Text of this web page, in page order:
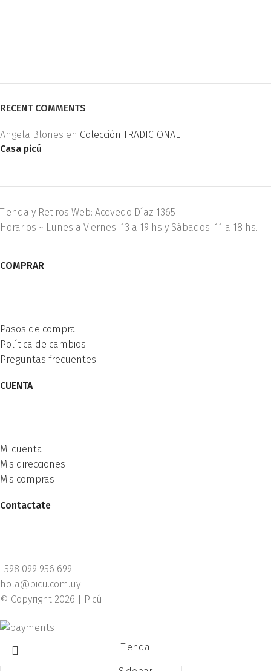
RECENT COMMENTS
Angela Blones en Colección TRADICIONAL
Casa picú
Tienda y Retiros Web: Acevedo Díaz 1365
Horarios ~ Lunes a Viernes: 13 a 19 hs y Sábados: 11 a 18 hs.
COMPRAR
Pasos de compra
Política de cambios
Preguntas frecuentes
CUENTA
Mi cuenta
Mis direcciones
Mis compras
Contactate
+598 099 956 699
hola@picu.com.uy
© Copyright 2026 | Picú
Tienda